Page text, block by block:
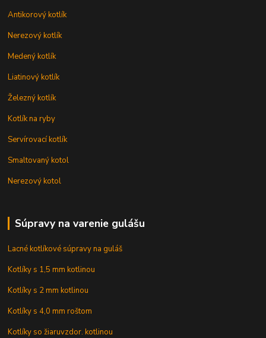
Antikorový kotlík
Nerezový kotlík
Medený kotlík
Liatinový kotlík
Železný kotlík
Kotlík na ryby
Servírovací kotlík
Smaltovaný kotol
Nerezový kotol
Súpravy na varenie gulášu
Lacné kotlíkové súpravy na guláš
Kotlíky s 1,5 mm kotlinou
Kotlíky s 2 mm kotlinou
Kotlíky s 4,0 mm roštom
Kotlíky so žiaruvzdor. kotlinou